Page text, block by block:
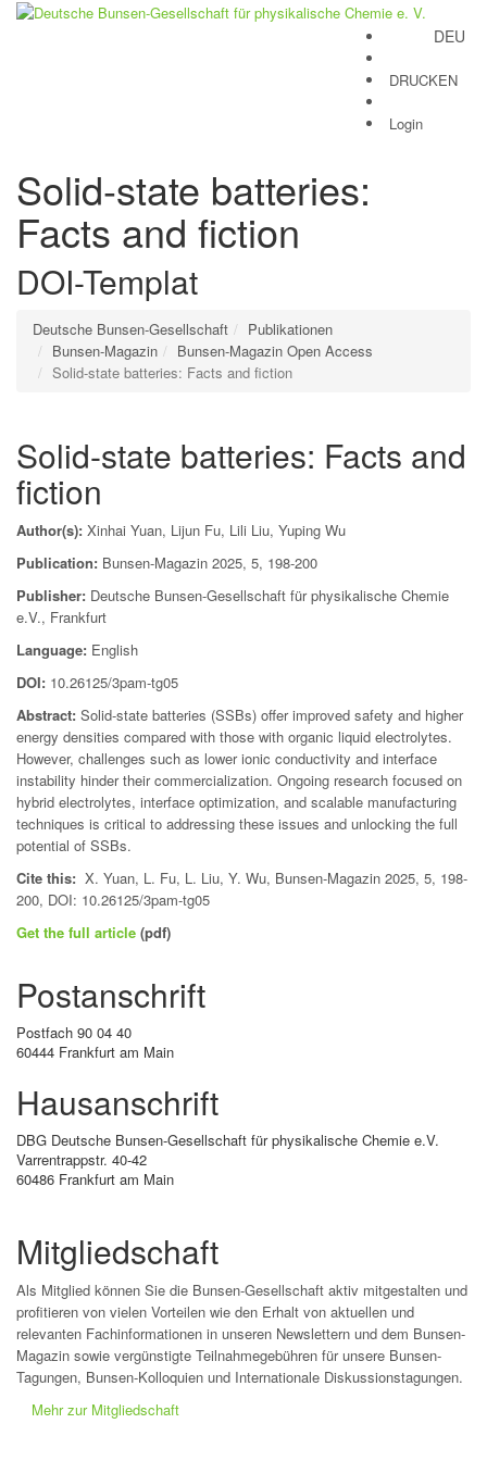
DEU
DRUCKEN
Login
navigation
Solid-state batteries:
Facts and fiction
DOI-Templat
Deutsche Bunsen-Gesellschaft
Publikationen
Bunsen-Magazin
Bunsen-Magazin Open Access
Solid-state batteries: Facts and fiction
Solid-state batteries: Facts and
fiction
Author(s): Xinhai Yuan, Lijun Fu, Lili Liu, Yuping Wu
Publication: Bunsen-Magazin 2025, 5, 198-200
Publisher: Deutsche Bunsen-Gesellschaft für physikalische Chemie
e.V., Frankfurt
Language: English
DOI: 10.26125/3pam-tg05
Abstract: Solid-state batteries (SSBs) offer improved safety and higher
energy densities compared with those with organic liquid electrolytes.
However, challenges such as lower ionic conductivity and interface
instability hinder their commercialization. Ongoing research focused on
hybrid electrolytes, interface optimization, and scalable manufacturing
techniques is critical to addressing these issues and unlocking the full
potential of SSBs.
Cite this: X. Yuan, L. Fu, L. Liu, Y. Wu, Bunsen-Magazin 2025, 5, 198-
200, DOI: 10.26125/3pam-tg05
Get the full article (pdf)
Postanschrift
Postfach 90 04 40
60444 Frankfurt am Main
Hausanschrift
DBG Deutsche Bunsen-Gesellschaft für physikalische Chemie e.V.
Varrentrappstr. 40-42
60486 Frankfurt am Main
Mitgliedschaft
Als Mitglied können Sie die Bunsen-Gesellschaft aktiv mitgestalten und
profitieren von vielen Vorteilen wie den Erhalt von aktuellen und
relevanten Fachinformationen in unseren Newslettern und dem Bunsen-
Magazin sowie vergünstigte Teilnahmegebühren für unsere Bunsen-
Tagungen, Bunsen-Kolloquien und Internationale Diskussionstagungen.
Mehr zur Mitgliedschaft